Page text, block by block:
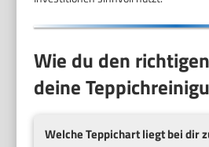
Wie du den
deine
Welche Teppichart liegt bei dir